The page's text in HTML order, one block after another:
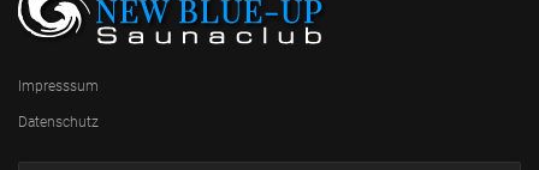
Impresssum
Datenschutz